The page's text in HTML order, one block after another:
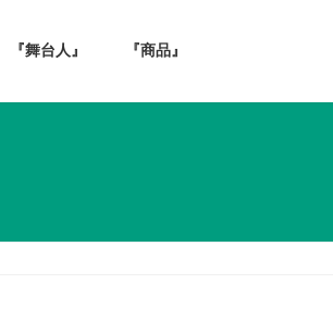
『舞台人』 『商品』